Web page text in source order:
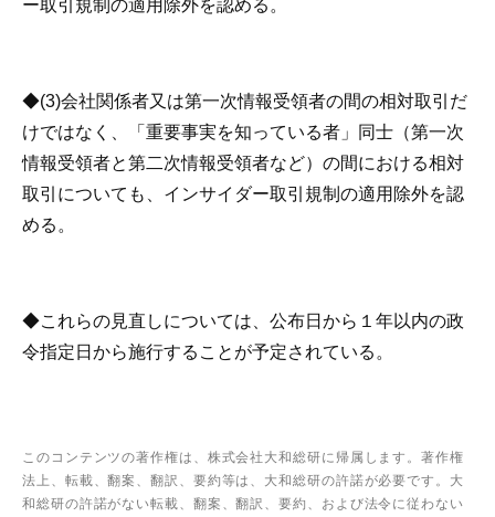
ー取引規制の適用除外を認める。
◆(3)会社関係者又は第一次情報受領者の間の相対取引だ
けではなく、「重要事実を知っている者」同士（第一次
情報受領者と第二次情報受領者など）の間における相対
取引についても、インサイダー取引規制の適用除外を認
める。
◆これらの見直しについては、公布日から１年以内の政
令指定日から施行することが予定されている。
このコンテンツの著作権は、株式会社大和総研に帰属します。著作権
法上、転載、翻案、翻訳、要約等は、大和総研の許諾が必要です。大
和総研の許諾がない転載、翻案、翻訳、要約、および法令に従わない